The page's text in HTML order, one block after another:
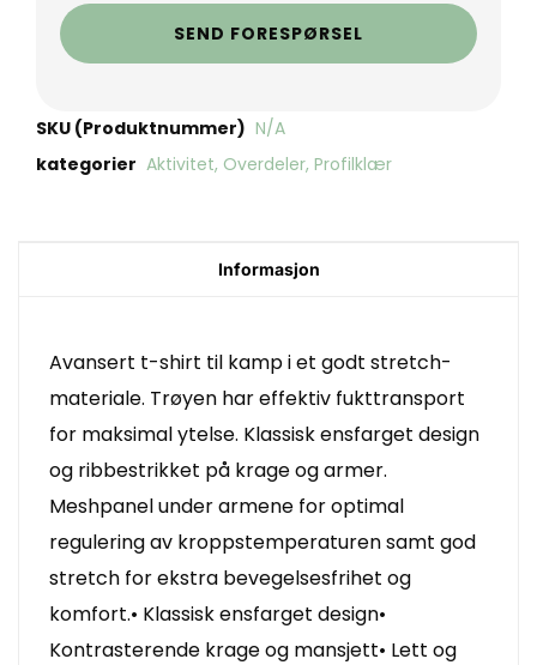
SEND FORESPØRSEL
SKU (Produktnummer) N/A
kategorier Aktivitet, Overdeler, Profilklær
Informasjon
Avansert t-shirt til kamp i et godt stretch-
materiale. Trøyen har effektiv fukttransport
for maksimal ytelse. Klassisk ensfarget design
og ribbestrikket på krage og armer.
Meshpanel under armene for optimal
regulering av kroppstemperaturen samt god
stretch for ekstra bevegelsesfrihet og
komfort.• Klassisk ensfarget design•
Kontrasterende krage og mansjett• Lett og